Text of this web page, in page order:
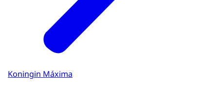
Koningin Máxima